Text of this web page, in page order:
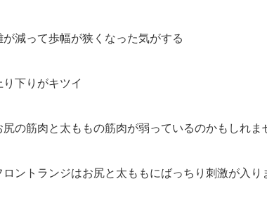
が減って歩幅が狭くなった気がする
り下りがキツイ
尻の筋肉と太ももの筋肉が弱っているのかもしれま
ロントランジはお尻と太ももにばっちり刺激が入り